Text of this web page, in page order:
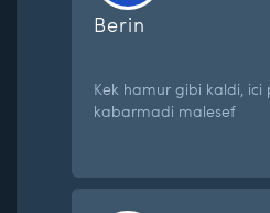
Berin
Kek hamur gibi kaldi, ici
kabarmadi malesef